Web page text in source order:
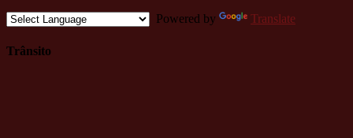
Powered by
Translate
Trânsito